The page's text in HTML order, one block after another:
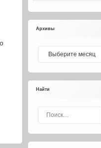
Архивы
Архивы
Найти